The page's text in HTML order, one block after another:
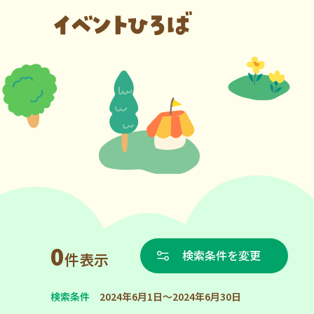
0件表示 検索条件を変更
検索条件 2024年6月1日～2024年6月30日